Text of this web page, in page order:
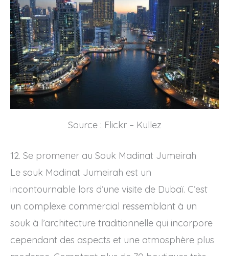
Source : Flickr – Kullez
12. Se promener au Souk Madinat Jumeirah
Le souk Madinat Jumeirah est un
incontournable lors d’une visite de Dubaï. C’est
un complexe commercial ressemblant à un
souk à l’architecture traditionnelle qui incorpore
cependant des aspects et une atmosphère plus